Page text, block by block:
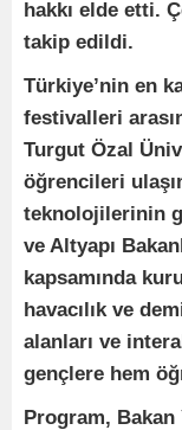
hakkı elde etti.
takip edildi.
Türkiye’nin en
festivalleri
Turgut Özal
öğrencileri
teknolojilerinin
ve Altyapı
kapsamında
havacılık ve
alanları ve
gençlere hem
Program, Bakan